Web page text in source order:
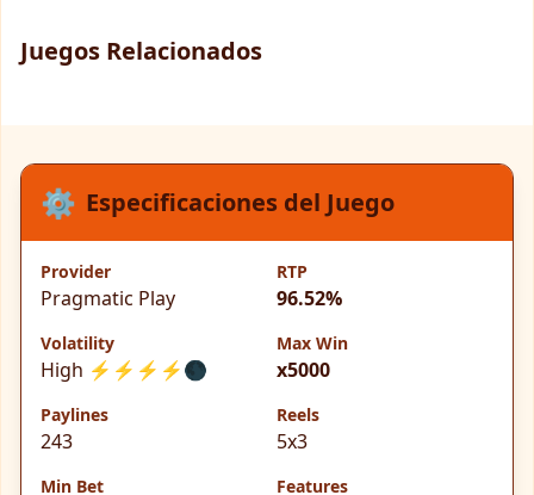
Juegos Relacionados
⚙️ Especificaciones del Juego
Provider
Pragmatic Play
RTP
96.52%
Volatility
High ⚡⚡⚡⚡🌑
Max Win
x5000
Paylines
243
Reels
5x3
Min Bet Features